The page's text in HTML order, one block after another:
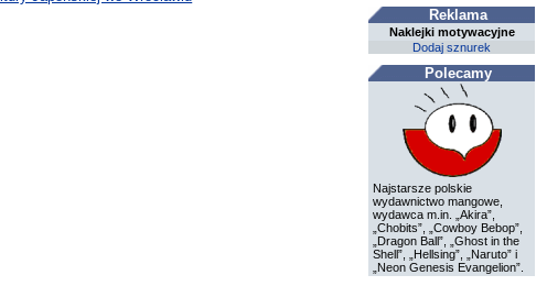
Reklama
Naklejki motywacyjne
Dodaj sznurek
Polecamy
Najstarsze polskie
wydawnictwo mangowe,
wydawca m.in. „Akira”,
„Chobits”, „Cowboy Bebop”,
„Dragon Ball”, „Ghost in the
Shell”, „Hellsing”, „Naruto” i
„Neon Genesis Evangelion”.